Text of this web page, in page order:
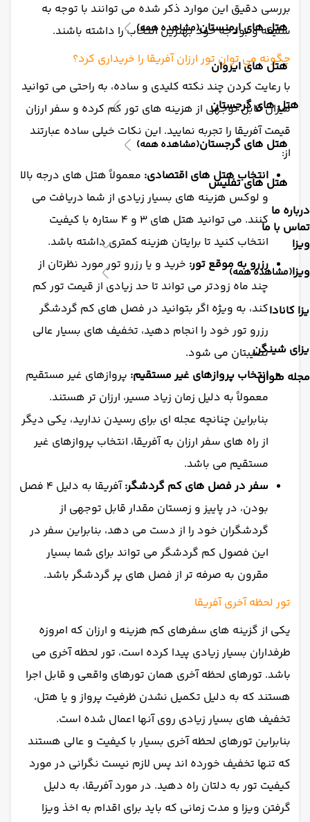
هتل های ارمنستان(مشاهده همه)
هتل های ایروان
هتل های گرجستان
هتل های گرجستان(مشاهده همه)
هتل های تفلیس
درباره ما
تماس با ما
ویزا
ویزا(مشاهده همه)
کانادا
شینگن
مجله ملوان
بررسی دقیق این موارد ذکر شده می توانند با توجه به
سلیقه و بودجه خود بهترین انتخاب را داشته باشند.
چگونه می توان تور ارزان آفریقا را خریداری کرد؟
با رعایت کردن چند نکته کلیدی و ساده، به راحتی می توانید
میزان قابل توجهی از هزینه های تور کم کرده و سفر ارزان
قیمت آفریقا را تجربه نمایید. این نکات خیلی ساده عبارتند
از:
انتخاب هتل های اقتصادی: معمولاً هتل های درجه بالا
و لوکس هزینه های بسیار زیادی از شما دریافت می
کنند. می توانید هتل های 3 و 4 ستاره با کیفیت
انتخاب کنید تا برایتان هزینه کمتری داشته باشد.
رزرو به موقع تور: خرید و یا رزرو تور مورد نظرتان از
چند ماه زودتر می تواند تا حد زیادی از قیمت تور کم
کند، به ویژه اگر بتوانید در فصل های کم گردشگر
رزرو تور خود را انجام دهید، تخفیف های بسیار عالی
نصیبتان می شود.
انتخاب پروازهای غیر مستقیم: پروازهای غیر مستقیم
معمولاً به دلیل زمان زیاد مسیر، ارزان تر هستند.
بنابراین چنانچه عجله ای برای رسیدن ندارید، یکی دیگر
از راه های سفر ارزان به آفریقا، انتخاب پروازهای غیر
مستقیم می باشد.
سفر در فصل های کم گردشگر:
آفریقا به دلیل 4 فصل
بودن، در پاییز و زمستان مقدار قابل توجهی از
گردشگران خود را از دست می دهد، بنابراین سفر در
این فصول کم گردشگر می تواند برای شما بسیار
مقرون به صرفه تر از فصل های پر گردشگر باشد.
تور لحظه آخری آفریقا
یکی از گزینه های سفرهای کم هزینه و ارزان که امروزه
طرفداران بسیار زیادی پیدا کرده است، تور لحظه آخری می
باشد. تورهای لحظه آخری همان تورهای واقعی و قابل اجرا
هستند که به دلیل تکمیل نشدن ظرفیت پرواز و یا هتل،
تخفیف های بسیار زیادی روی آنها اعمال شده است.
بنابراین تورهای لحظه آخری بسیار با کیفیت و عالی هستند
که تنها تخفیف خورده اند پس لازم نیست نگرانی در مورد
کیفیت تور به دلتان راه دهید. در مورد آفریقا، به دلیل
گرفتن ویزا و مدت زمانی که باید برای اقدام به اخذ ویزا